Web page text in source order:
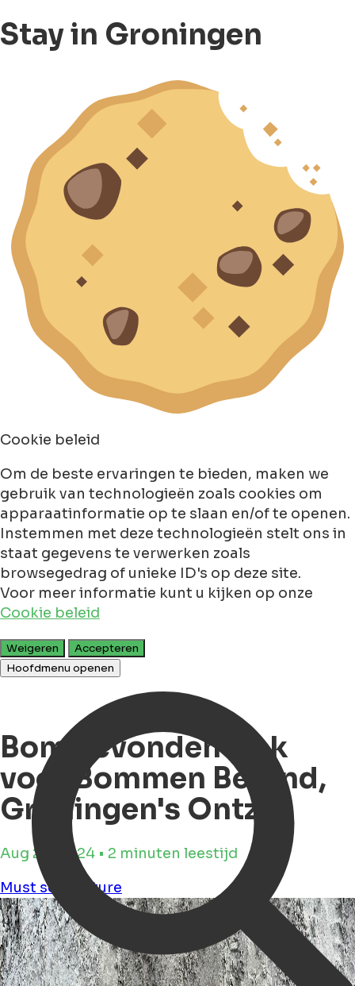
Stay in Groningen
Cookie beleid
Om de beste ervaringen te bieden, maken we
gebruik van technologieën zoals cookies om
apparaatinformatie op te slaan en/of te openen.
Instemmen met deze technologieën stelt ons in
staat gegevens te verwerken zoals
browsegedrag of unieke ID's op deze site.
Voor meer informatie kunt u kijken op onze
Cookie beleid
Weigeren
Accepteren
Hoofdmenu openen
Bom gevonden vlak
voor Bommen Berend,
Groningen's Ontzet
Aug 28, 2024 • 2 minuten leestijd
Must see
Culture